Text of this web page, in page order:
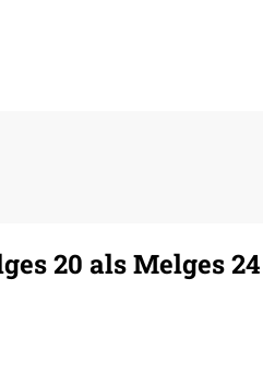
20 als Melges 24